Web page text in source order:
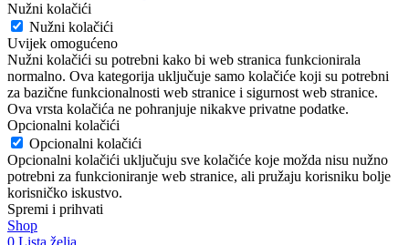
Nužni kolačići
Nužni kolačići
Uvijek omogućeno
Nužni kolačići su potrebni kako bi web stranica funkcionirala
normalno. Ova kategorija uključuje samo kolačiće koji su potrebni
za bazične funkcionalnosti web stranice i sigurnost web stranice.
Ova vrsta kolačića ne pohranjuje nikakve privatne podatke.
Opcionalni kolačići
Opcionalni kolačići
Opcionalni kolačići uključuju sve kolačiće koje možda nisu nužno
potrebni za funkcioniranje web stranice, ali pružaju korisniku bolje
korisničko iskustvo.
Spremi i prihvati
Shop
0 Lista želja